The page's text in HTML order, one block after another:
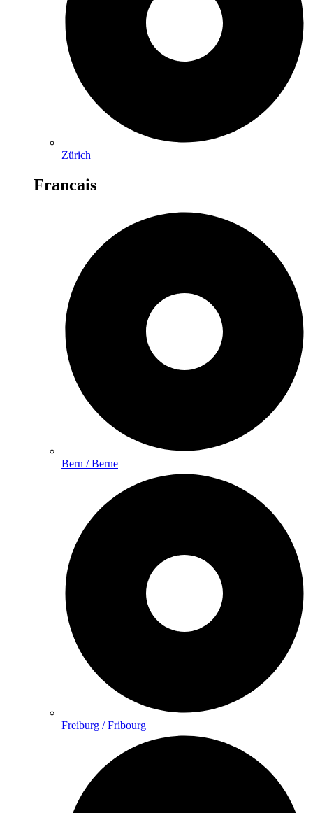
Zürich
Francais
Bern / Berne
Freiburg / Fribourg